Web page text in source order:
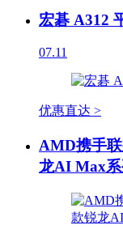
宏碁 A312
07.11
优惠直达 >
AMD携手
龙AI Max